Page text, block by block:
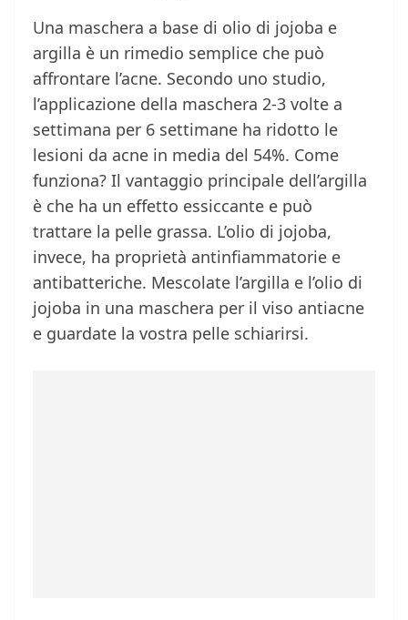
Una maschera a base di olio di jojoba e
argilla è un rimedio semplice che può
affrontare l’acne. Secondo uno studio,
l’applicazione della maschera 2-3 volte a
settimana per 6 settimane ha ridotto le
lesioni da acne in media del 54%. Come
funziona? Il vantaggio principale dell’argilla
è che ha un effetto essiccante e può
trattare la pelle grassa. L’olio di jojoba,
invece, ha proprietà antinfiammatorie e
antibatteriche. Mescolate l’argilla e l’olio di
jojoba in una maschera per il viso antiacne
e guardate la vostra pelle schiarirsi.